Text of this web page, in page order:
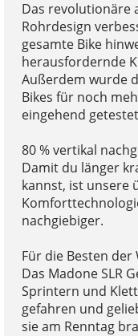
Das revolutionäre
Rohrdesign
gesamte Bike
herausfordernde
Außerdem wurde
Bikes für noch
eingehend
80 % vertikal
Damit du länger
kannst, ist unsere
nachgiebiger.
Für die Besten
Das Madone SLR
Sprintern und
gefahren und
sie am Renntag